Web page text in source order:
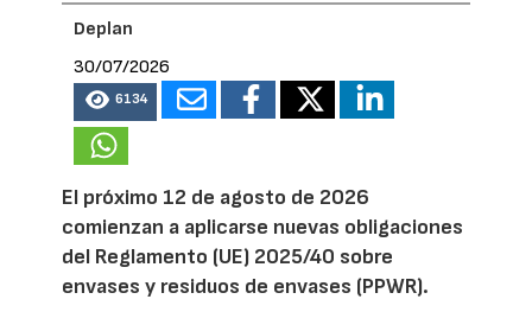
Deplan
30/07/2026
6134
El próximo 12 de agosto de 2026
comienzan a aplicarse nuevas obligaciones
del Reglamento (UE) 2025/40 sobre
envases y residuos de envases (PPWR).